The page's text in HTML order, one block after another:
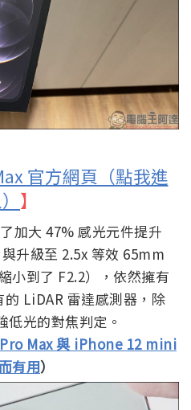
官方網頁（點我進
】
加大 47% 感光元件提升
升級至 2.5x 等效 65mm
小到了 F2.2），依然擁有
LiDAR 雷達感測器，除
低光的對焦判定。
Max 與 iPhone 12 mini
有用）